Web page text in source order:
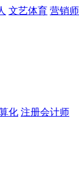
文艺体育 营销
化 注册会计师